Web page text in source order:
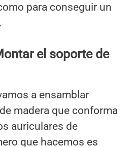
para conseguir un
el soporte de
a ensamblar
madera que conforma
auriculares de
que hacemos es